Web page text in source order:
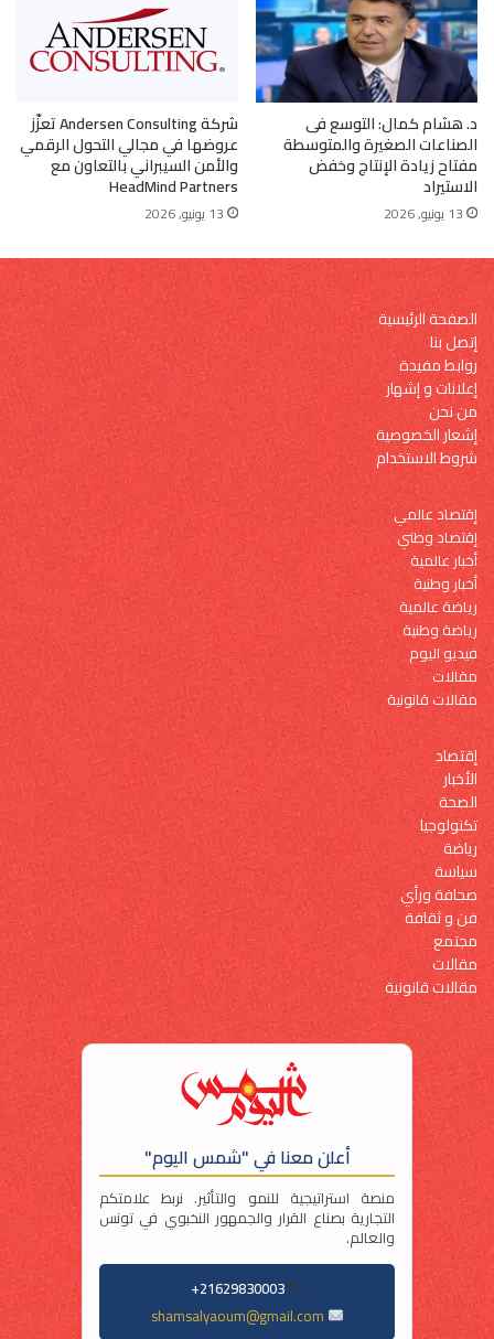
د. هشام كمال: التوسع فى
الصناعات الصغيرة والمتوسطة
مفتاح زيادة الإنتاج وخفض
الاستيراد
13 يونيو, 2026
شركة Andersen Consulting تعزّز
عروضها في مجالي التحول الرقمي
والأمن السيبراني بالتعاون مع
HeadMind Partners
13 يونيو, 2026
الصفحة الرئيسية
إتصل بنا
روابط مفيدة
إعلانات و إشهار
من نحن
إشعار الخصوصية
شروط الاستخدام
إقتصاد عالمي
إقتصاد وطني
أخبار عالمية
أخبار وطنية
رياضة عالمية
رياضة وطنية
فيديو اليوم
مقالات
مقالات قانونية
إقتصاد
الأخبار
الصحة
تكنولوجيا
رياضة
سياسة
صحافة ورأي
فن و ثقافة
مجتمع
مقالات
مقالات قانونية
أعلن معنا في "شمس اليوم"
منصة استراتيجية للنمو والتأثير. نربط علامتكم
التجارية بصناع القرار والجمهور النخبوي في تونس
والعالم.
21629830003+
shamsalyaoum@gmail.com